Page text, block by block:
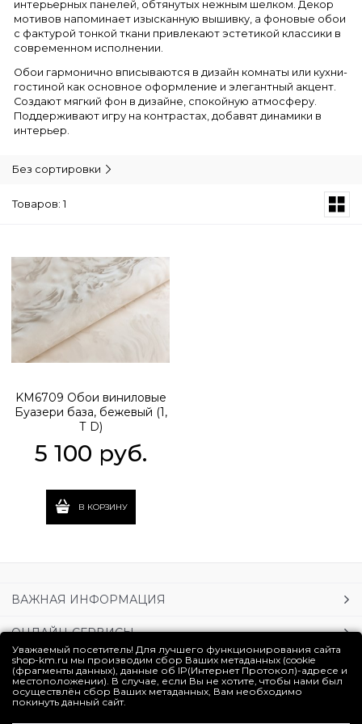
интерьерных панелей, обтянутых нежным шелком. Декор
мотивов напоминает изысканную вышивку, а фоновые обои
с фактурой тонкой ткани привлекают эстетикой классики в
современном исполнении.
Обои гармонично вписываются в дизайн комнаты или кухни-
гостиной как основное оформление и элегантный акцент.
Создают мягкий фон в дизайне, спокойную атмосферу.
Поддерживают игру на контрастах, добавят динамики в
интерьер.
Без сортировки
Товаров: 1
KM6709 Обои виниловые
Буазери база, бежевый (1,
Т D)
5 100 руб.
В КОРЗИНУ
ВАЖНАЯ ИНФОРМАЦИЯ
ОНЛАЙН-СЕРВИСЫ
УСЛУГИ
ЛИЧНЫЙ КАБИНЕТ
Уважаемый посетитель! Для лучшего функционирования сайта
shop-km.ru мы производим сбор Ваших метаданных (cookie
(фрагменты данных), данные об IP(Интернет Протокол)-адресе и
местоположении). В случае, если Вы не хотите, чтобы нами был
осуществлён сбор Ваших метаданных, Вам необходимо
покинуть данный сайт.